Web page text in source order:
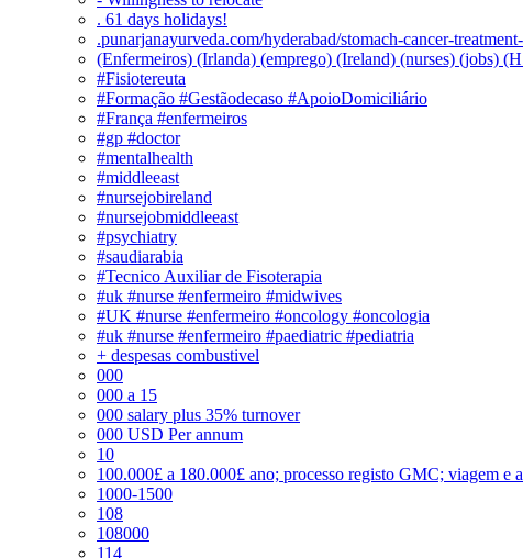
. 61 days holidays!
.punarjanayurveda.com/hyderabad/stomach-cancer-
(Enfermeiros) (Irlanda) (emprego) (Ireland) (nurses) (jobs)
#Fisiotereuta
#Formação #Gestãodecaso #ApoioDomiciliário
#França #enfermeiros
#gp #doctor
#mentalhealth
#middleeast
#nursejobireland
#nursejobmiddleeast
#psychiatry
#saudiarabia
#Tecnico Auxiliar de Fisoterapia
#uk #nurse #enfermeiro #midwives
#UK #nurse #enfermeiro #oncology #oncologia
#uk #nurse #enfermeiro #paediatric #pediatria
+ despesas combustivel
000
000 a 15
000 salary plus 35% turnover
000 USD Per annum
10
100.000£ a 180.000£ ano; processo registo GMC; viagem e
1000-1500
108
108000
114